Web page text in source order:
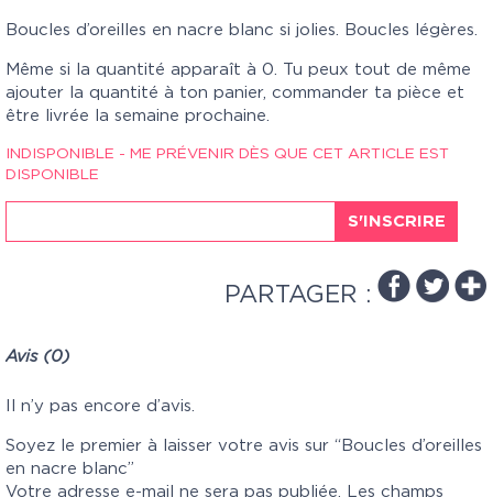
Boucles d’oreilles en nacre blanc si jolies. Boucles légères.
Même si la quantité apparaît à 0. Tu peux tout de même
ajouter la quantité à ton panier, commander ta pièce et
être livrée la semaine prochaine.
INDISPONIBLE - ME PRÉVENIR DÈS QUE CET ARTICLE EST
DISPONIBLE
S'INSCRIRE
PARTAGER :
Avis (0)
Il n’y pas encore d’avis.
Soyez le premier à laisser votre avis sur “Boucles d’oreilles
en nacre blanc”
Votre adresse e-mail ne sera pas publiée.
Les champs